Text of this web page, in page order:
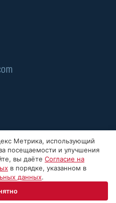
Метрика, использующий
посещаемости и улучшения
вы даёте Согласие на
в порядке, указанном в
данных.